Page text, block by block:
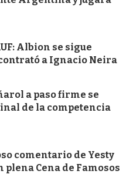
Albion se sigue
a Ignacio Neira
a paso firme se
de la competencia
comentario de Yesty
Cena de Famosos